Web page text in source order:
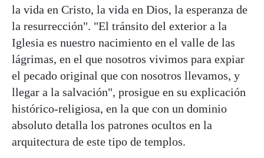
la vida en Cristo, la vida en Dios, la esperanza de
la resurrección". "El tránsito del exterior a la
Iglesia es nuestro nacimiento en el valle de las
lágrimas, en el que nosotros vivimos para expiar
el pecado original que con nosotros llevamos, y
llegar a la salvación", prosigue en su explicación
histórico-religiosa, en la que con un dominio
absoluto detalla los patrones ocultos en la
arquitectura de este tipo de templos.